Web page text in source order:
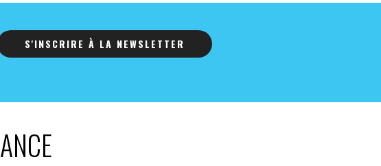
S'INSCRIRE À LA NEWSLETTER